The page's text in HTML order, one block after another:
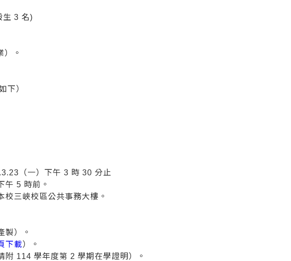
生 3 名)
）。
如下）
（一）下午 3 時 30 分止
午 5 時前。
三峽校區公共事務大樓。
製）。
下載）。
附 114 學年度第 2 學期在學證明）。